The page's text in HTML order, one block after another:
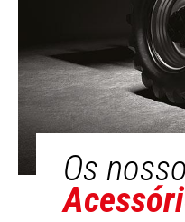
Os